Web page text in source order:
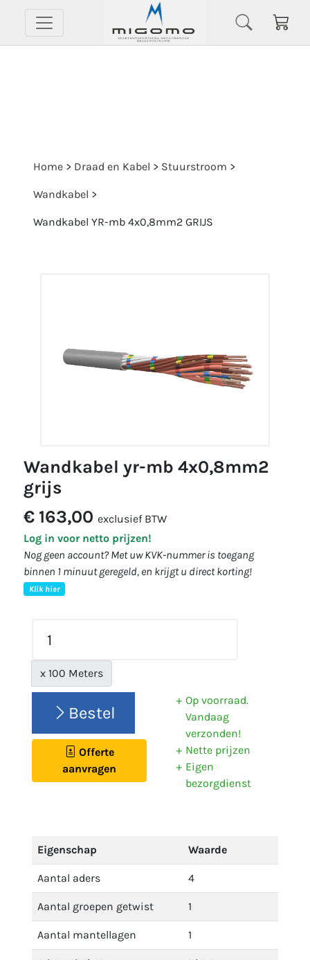
Home > Draad en Kabel > Stuurstroom >
Wandkabel >
Wandkabel YR-mb 4x0,8mm2 GRIJS
wandkabel yr-mb 4x0,8mm2
grijs
€ 163,00 exclusief BTW
Log in voor netto prijzen!
Nog geen account? Met uw KVK-nummer is toegang
binnen 1 minuut geregeld, en krijgt u direct korting!
Klik hier
x 100 Meters
Bestel
Offerte
aanvragen
Op voorraad.
Vandaag
verzonden!
Nette prijzen
Eigen
bezorgdienst
Eigenschap Waarde
Aantal aders 4
Aantal groepen getwist 1
Aantal mantellagen 1